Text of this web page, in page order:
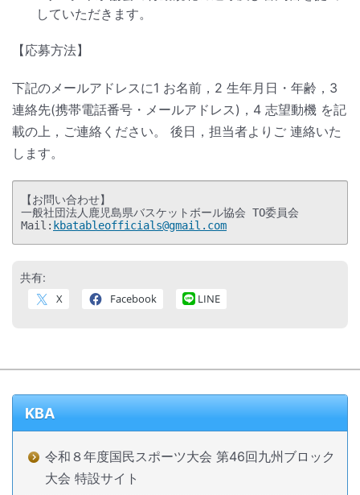
していただきます。
【応募方法】
下記のメールアドレスに1 お名前，2 生年月日・年齢，3
連絡先(携帯電話番号・メールアドレス)，4 志望動機 を記
載の上，ご連絡ください。 後日，担当者よりご 連絡いた
します。
【お問い合わせ】
一般社団法人鹿児島県バスケットボール協会 TO委員会
Mail: kbatableofficials@gmail.com
共有:
X Facebook LINE
KBA
令和８年度国民スポーツ大会 第46回九州ブロック
大会 特設サイト